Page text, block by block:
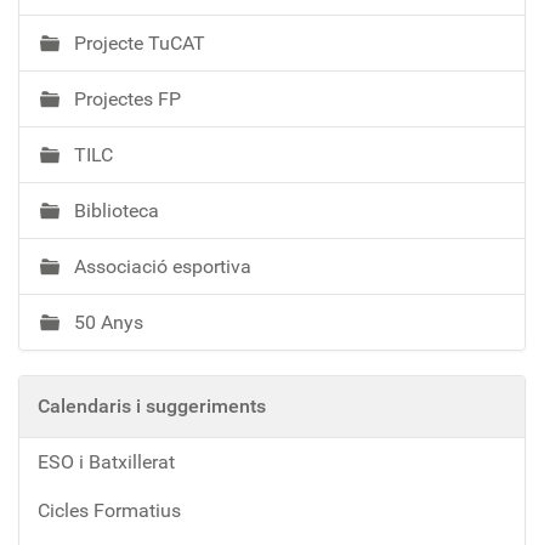
Projecte TuCAT
Projectes FP
TILC
Biblioteca
Associació esportiva
50 Anys
Calendaris i suggeriments
ESO i Batxillerat
Cicles Formatius